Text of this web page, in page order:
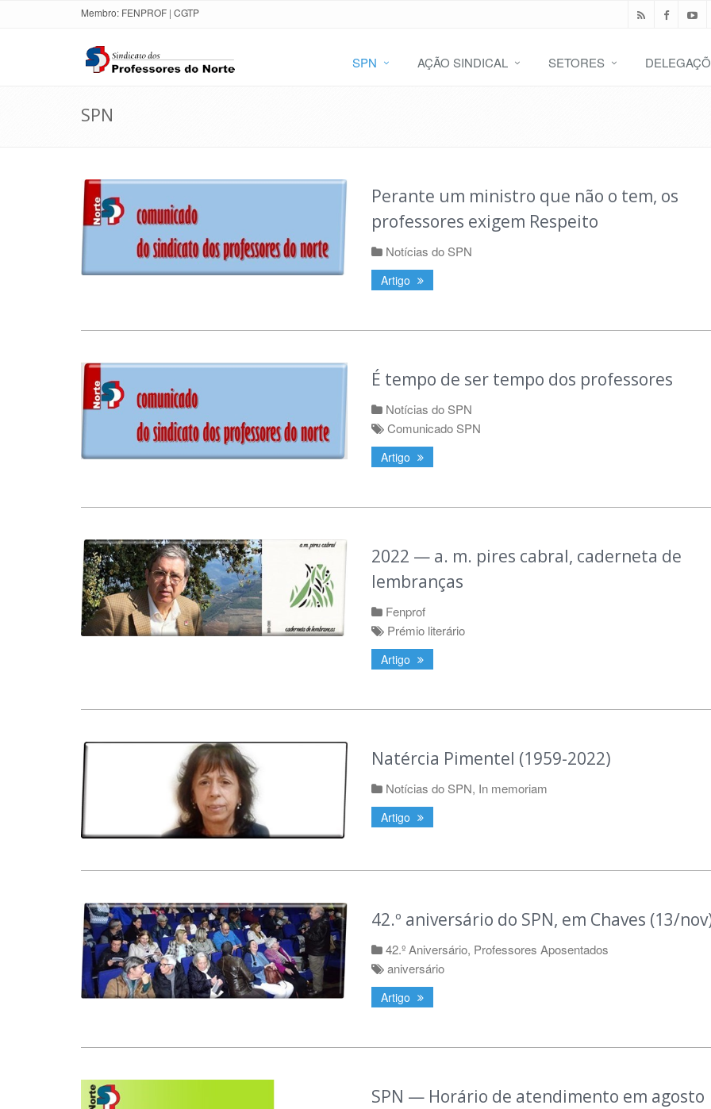
Membro: FENPROF | CGTP
SPN AÇÃO SINDICAL SETORES
SPN
Perante um ministro que não o tem, os
professores exigem Respeito
Notícias do SPN
Artigo
É tempo de ser tempo dos professores
Notícias do SPN
Comunicado SPN
Artigo
2022 — a. m. pires cabral, caderneta de
lembranças
Fenprof
Prémio literário
Artigo
Natércia Pimentel (1959-2022)
Notícias do SPN, In memoriam
Artigo
42.º aniversário do SPN, em Chaves (13/
42.º Aniversário, Professores Aposentados
aniversário
Artigo
SPN — Horário de atendimento em agosto